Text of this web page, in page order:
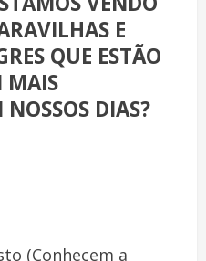
E
QUE ESTÃO
MAIS
DIAS?
(Conhecem a